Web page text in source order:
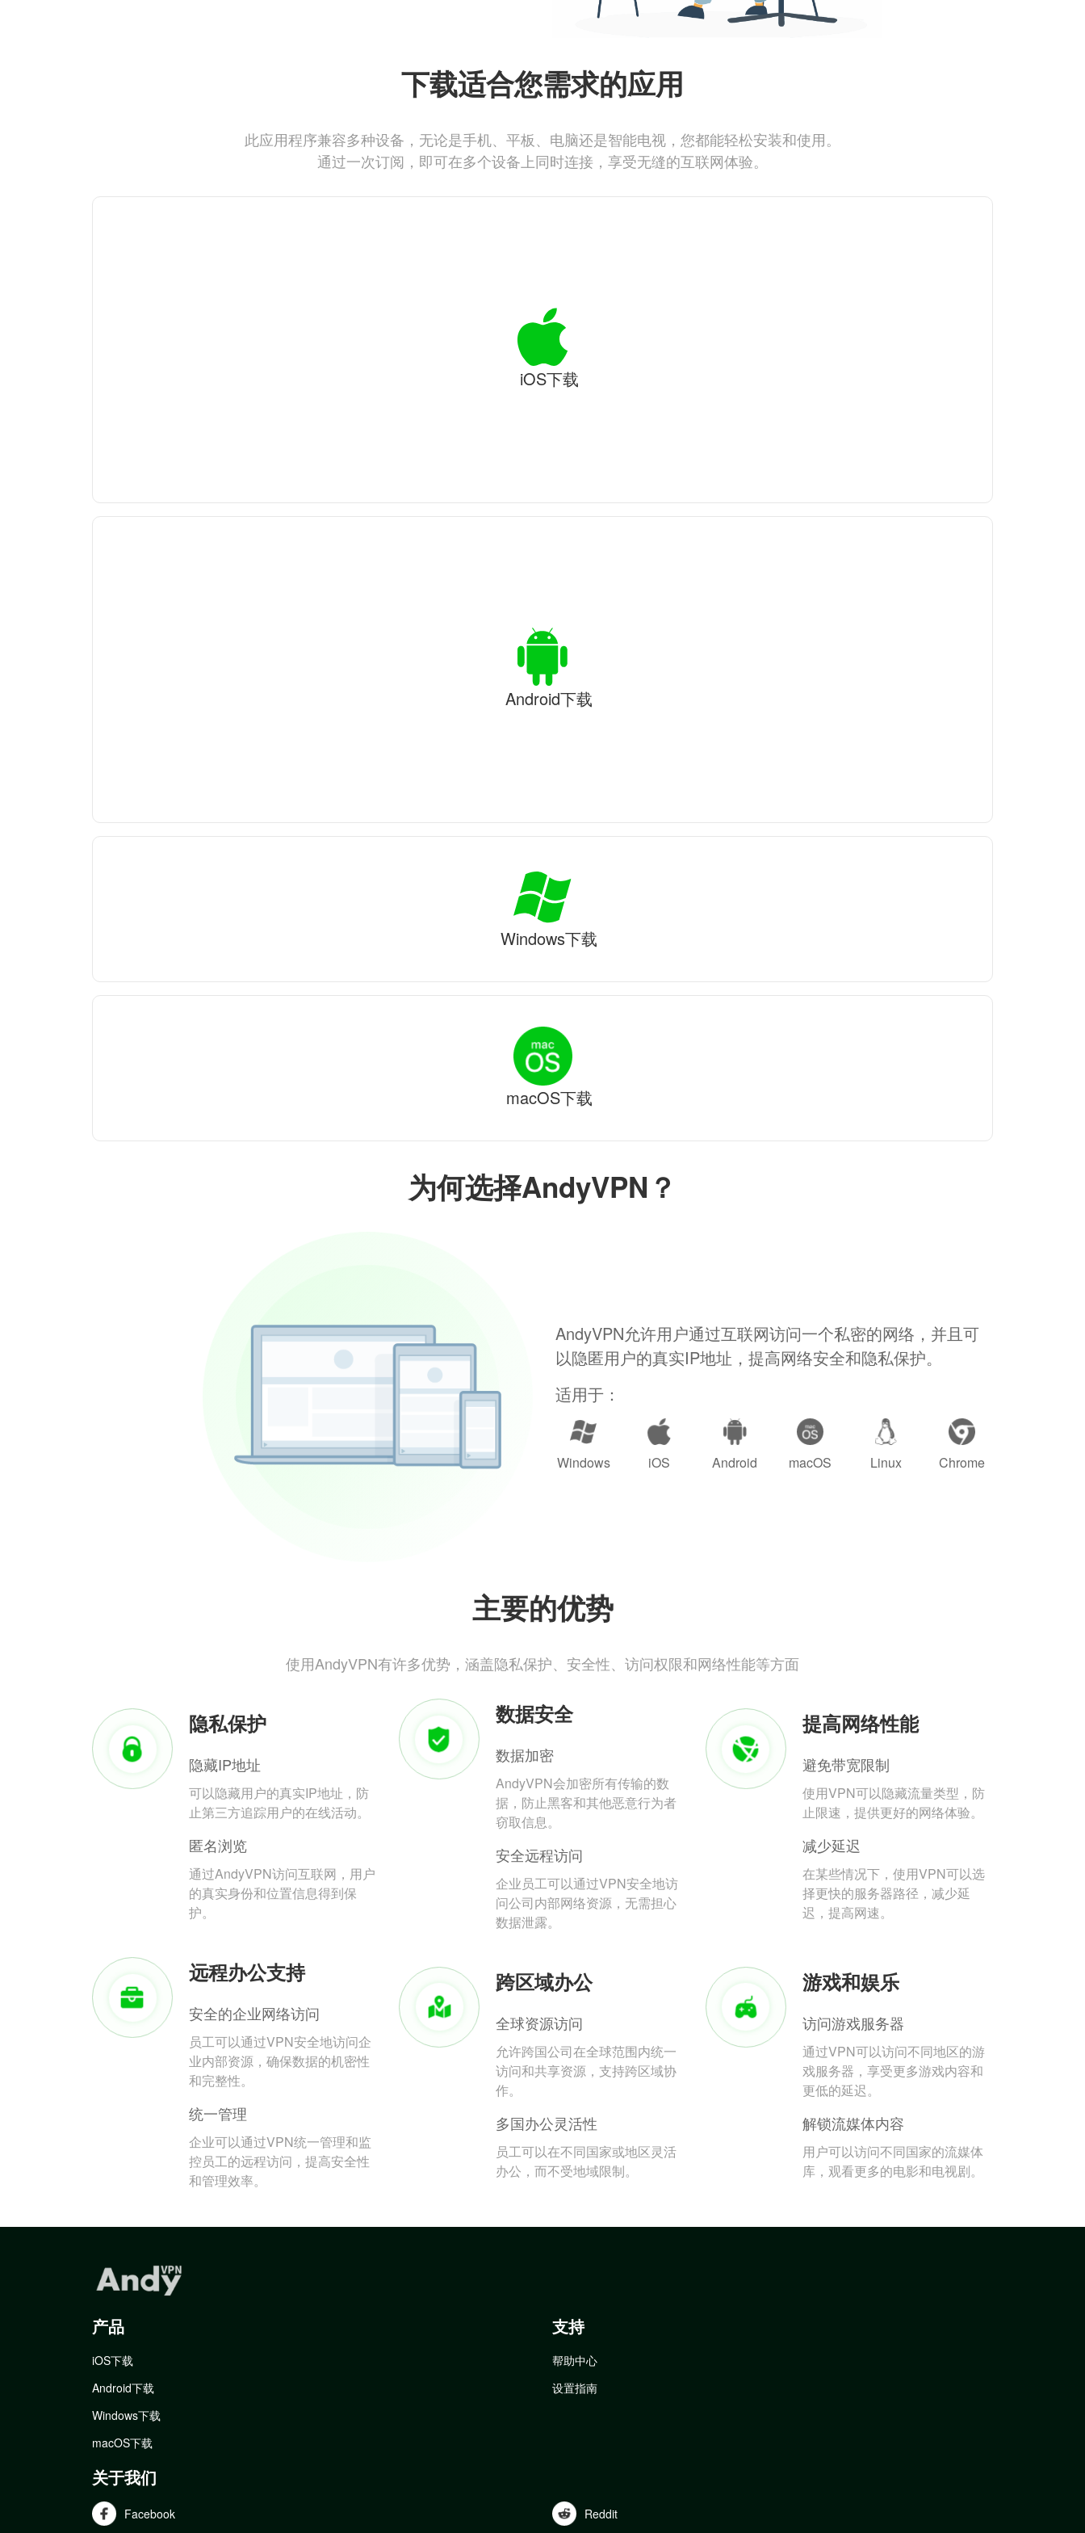
为何选择AndyVPN？
AndyVPN允许用户通过互联网访问一个私密的网络，并且可
以隐匿用户的真实IP地址，提高网络安全和隐私保护。
适用于：
Windows iOS Android macOS Linux Chrome
主要的优势
使用AndyVPN有许多优势，涵盖隐私保护、安全性、访问权限和网络性能等方面
隐私保护
隐藏IP地址
可以隐藏用户的真实IP地址，防
止第三方追踪用户的在线活动。
匿名浏览
通过AndyVPN访问互联网，用户
的真实身份和位置信息得到保
护。
数据安全
数据加密
AndyVPN会加密所有传输的数
据，防止黑客和其他恶意行为者
窃取信息。
安全远程访问
企业员工可以通过VPN安全地访
问公司内部网络资源，无需担心
数据泄露。
提高网络性能
避免带宽限制
使用VPN可以隐藏流量类型，防
止限速，提供更好的网络体验。
减少延迟
在某些情况下，使用VPN可以选
择更快的服务器路径，减少延
迟，提高网速。
远程办公支持
安全的企业网络访问
员工可以通过VPN安全地访问企
业内部资源，确保数据的机密性
和完整性。
统一管理
企业可以通过VPN统一管理和监
控员工的远程访问，提高安全性
和管理效率。
跨区域办公
全球资源访问
允许跨国公司在全球范围内统一
访问和共享资源，支持跨区域协
作。
多国办公灵活性
员工可以在不同国家或地区灵活
办公，而不受地域限制。
游戏和娱乐
访问游戏服务器
通过VPN可以访问不同地区的游
戏服务器，享受更多游戏内容和
更低的延迟。
解锁流媒体内容
用户可以访问不同国家的流媒体
库，观看更多的电影和电视剧。
下载适合您需求的应用
此应用程序兼容多种设备，无论是手机、平板、电脑还是智能电视，您都能轻松安装和使用。
通过一次订阅，即可在多个设备上同时连接，享受无缝的互联网体验。
iOS下载
Android下载
Windows下载
macOS下载
产品
iOS下载
Android下载
Windows下载
macOS下载
支持
帮助中心
设置指南
关于我们
Facebook Reddit